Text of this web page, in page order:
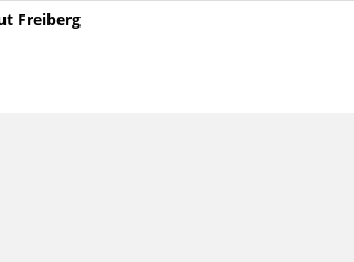
Freiberg